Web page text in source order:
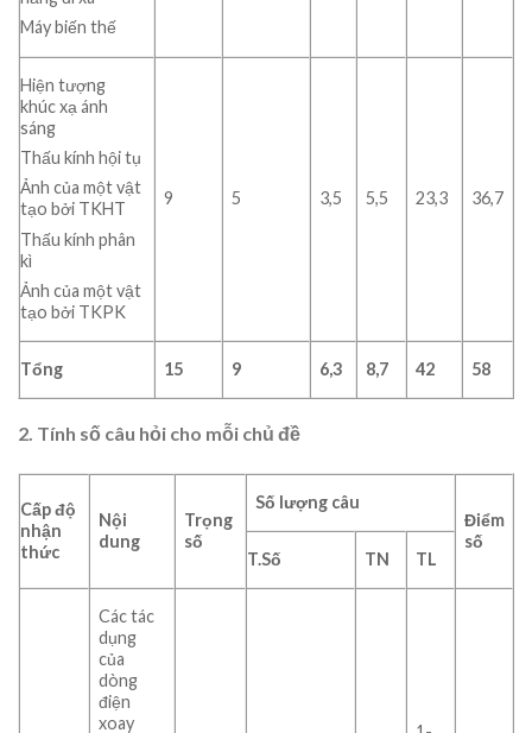
Máy biến thế
Hiện tượng
khúc xạ ánh
sáng
Thấu kính hội tụ
Ảnh của một vật
tạo bởi TKHT
Thấu kính phân
kì
Ảnh của một vật
tạo bởi TKPK
9 5 3,5 5,5 23,3 36,7
Tổng 15 9 6,3 8,7 42 58
2. Tính số câu hỏi cho mỗi chủ đề
Cấp độ
nhận
thức
Nội
dung
Trọng
số
Số lượng câu
Điểm
số
T.Số
TN TL
Các tác
dụng
của
dòng
điện
xoay